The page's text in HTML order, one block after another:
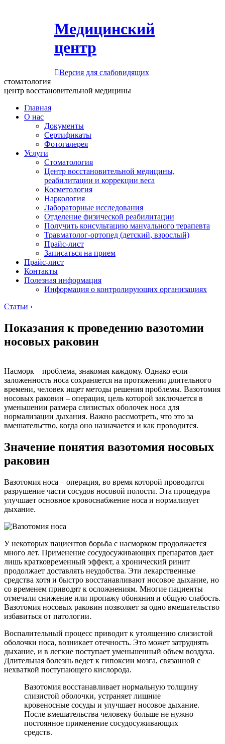
Медицинский
центр
Версия для слабовидящих
стоматология
центр восстановительной медицины
Главная
О нас
Документы
Сертификаты
Фотогалерея
Услуги
Стоматология
Центр восстановительной медицины,
реабилитации и коррекции веса
Косметология
Наркология
Лабораторные исследования
Отделение физической реабилитации
Получить консультацию мануального терапевта
Травматолог-ортопед (детский, взрослый)
Прайс-лист
Записаться на прием
Прайс-лист
Контакты
Полезная информация
Информация о контролирующих организациях
Статьи ›
Показания к проведению вазотомии
носовых раковин
Насморк – проблема, знакомая каждому. Однако если
заложенность носа сохраняется на протяжении длительного
времени, человек ищет методы решения проблемы. Вазотомия
носовых раковин – операция, цель которой заключается в
уменьшении размера слизистых оболочек носа для
нормализации дыхания. Важно рассмотреть, что это за
вмешательство, когда оно назначается и как проводится.
Значение понятия вазотомия носовых
раковин
Вазотомия носа – операция, во время которой проводится
разрушение части сосудов носовой полости. Эта процедура
улучшает основное кровоснабжение носа и нормализует
дыхание.
У некоторых пациентов борьба с насморком продолжается
много лет. Применение сосудосуживающих препаратов дает
лишь кратковременный эффект, а хронический ринит
продолжает доставлять неудобства. Эти лекарственные
средства хотя и быстро восстанавливают носовое дыхание, но
со временем приводят к осложнениям. Многие пациенты
отмечали снижение или пропажу обоняния и общую слабость.
Вазотомия носовых раковин позволяет за одно вмешательство
избавиться от патологии.
Воспалительный процесс приводит к утолщению слизистой
оболочки носа, возникает отечность. Это может затруднять
дыхание, и в легкие поступает уменьшенный объем воздуха.
Длительная болезнь ведет к гипоксии мозга, связанной с
нехваткой поступающего кислорода.
Вазотомия восстанавливает нормальную толщину
слизистой оболочки, устраняет лишние
кровеносные сосуды и улучшает носовое дыхание.
После вмешательства человеку больше не нужно
постоянное применение сосудосуживающих
средств.